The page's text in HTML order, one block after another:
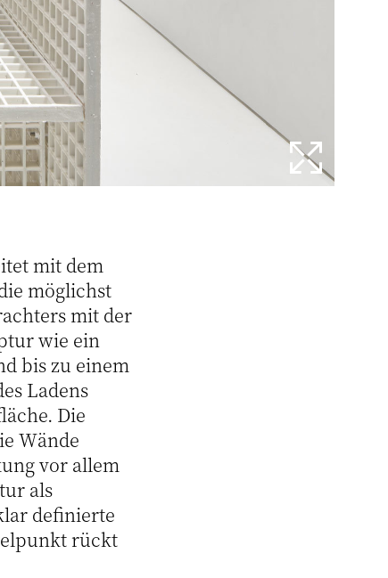
mit dem
möglichst
mit der
wie ein
bis zu einem
Ladens
Die
Wände
vor allem
als
definierte
rückt